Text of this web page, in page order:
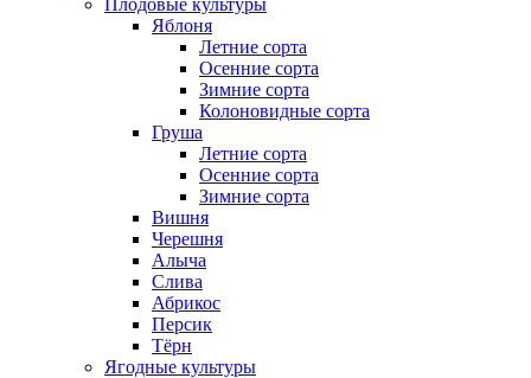
Плодовые культуры
Яблоня
Летние сорта
Осенние сорта
Зимние сорта
Колоновидные сорта
Груша
Летние сорта
Осенние сорта
Зимние сорта
Вишня
Черешня
Алыча
Слива
Абрикос
Персик
Тёрн
Ягодные культуры